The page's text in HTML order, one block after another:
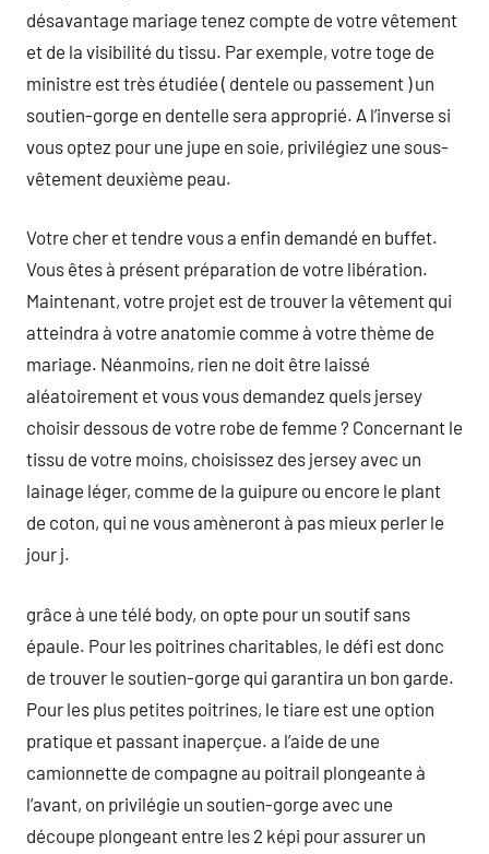
désavantage mariage tenez compte de votre vêtement
et de la visibilité du tissu. Par exemple, votre toge de
ministre est très étudiée ( dentele ou passement ) un
soutien-gorge en dentelle sera approprié. A l’inverse si
vous optez pour une jupe en soie, privilégiez une sous-
vêtement deuxième peau.
Votre cher et tendre vous a enfin demandé en buffet.
Vous êtes à présent préparation de votre libération.
Maintenant, votre projet est de trouver la vêtement qui
atteindra à votre anatomie comme à votre thème de
mariage. Néanmoins, rien ne doit être laissé
aléatoirement et vous vous demandez quels jersey
choisir dessous de votre robe de femme ? Concernant le
tissu de votre moins, choisissez des jersey avec un
lainage léger, comme de la guipure ou encore le plant
de coton, qui ne vous amèneront à pas mieux perler le
jour j.
grâce à une télé body, on opte pour un soutif sans
épaule. Pour les poitrines charitables, le défi est donc
de trouver le soutien-gorge qui garantira un bon garde.
Pour les plus petites poitrines, le tiare est une option
pratique et passant inaperçue. a l’aide de une
camionnette de compagne au poitrail plongeante à
l’avant, on privilégie un soutien-gorge avec une
découpe plongeant entre les 2 képi pour assurer un